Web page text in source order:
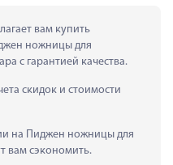
вам купить
ножницы для
с гарантией качества.
скидок и стоимости
на Пиджен ножницы для
вам сэкономить.